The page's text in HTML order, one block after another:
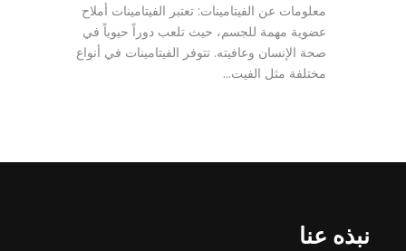
معلومات عن الفيتامينات: تعتبر الفيتامينات أملاح
عضوية مهمة للجسم، حيث تلعب دوراً حيوياً في
صحة الإنسان وعافيته. تتوفر الفيتامينات في أنواع
مختلفة مثل الفيت…
نبذه عنا